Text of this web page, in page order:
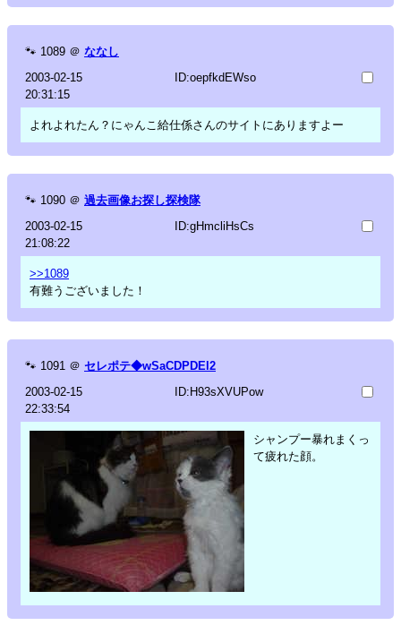
🐾 1089 ＠ ななし
2003-02-15
20:31:15
ID:oepfkdEWso
よれよれたん？にゃんこ給仕係さんのサイトにありますよー
🐾 1090 ＠ 過去画像お探し探検隊
2003-02-15
21:08:22
ID:gHmcliHsCs
>>1089
有難うございました！
🐾 1091 ＠ セレポテ◆wSaCDPDEl2
2003-02-15
22:33:54
ID:H93sXVUPow
シャンプー暴れまくっ
て疲れた顔。